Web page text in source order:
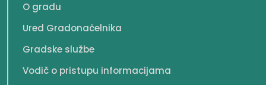
O gradu
Ured Gradonačelnika
Gradske službe
Vodič o pristupu informacijama